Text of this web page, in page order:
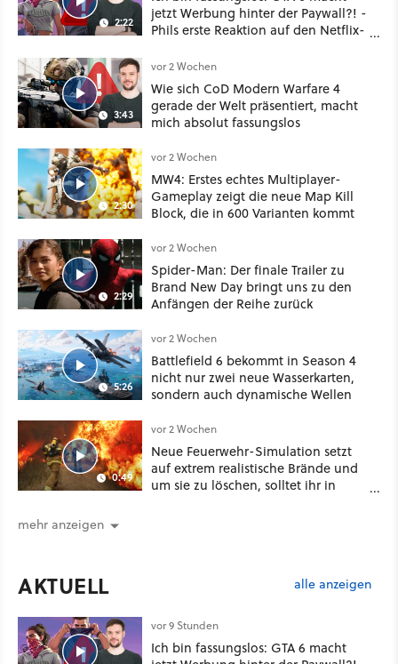
2:22
jetzt Werbung hinter der Paywall?! -
Phils erste Reaktion auf den Netflix-
3:43
vor 2 Wochen
Wie sich CoD Modern Warfare 4
gerade der Welt präsentiert, macht
mich absolut fassungslos
2:30
vor 2 Wochen
MW4: Erstes echtes Multiplayer-
Gameplay zeigt die neue Map Kill
Block, die in 600 Varianten kommt
2:29
vor 2 Wochen
Spider-Man: Der finale Trailer zu
Brand New Day bringt uns zu den
Anfängen der Reihe zurück
5:26
vor 2 Wochen
Battlefield 6 bekommt in Season 4
nicht nur zwei neue Wasserkarten,
sondern auch dynamische Wellen
0:49
vor 2 Wochen
Neue Feuerwehr-Simulation setzt
auf extrem realistische Brände und
um sie zu löschen, solltet ihr in
mehr anzeigen
AKTUELL alle anzeigen
vor 9 Stunden
Ich bin fassungslos: GTA 6 macht